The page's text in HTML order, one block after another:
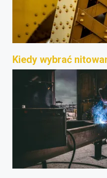
Kiedy wybrać